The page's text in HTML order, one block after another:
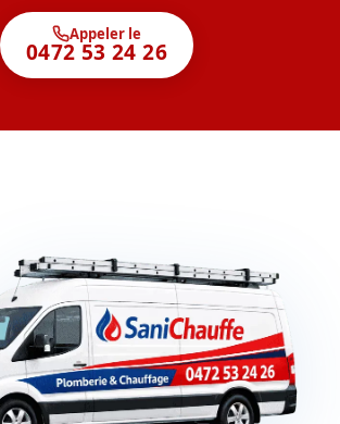
Appeler le
0472 53 24 26